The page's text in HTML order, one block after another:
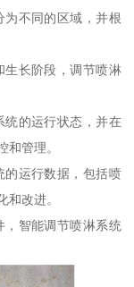
为不同的区域，并根
生长阶段，调节喷淋
统的运行状态，并在
和管理。
的运行数据，包括喷
和改进。
，智能调节喷淋系统